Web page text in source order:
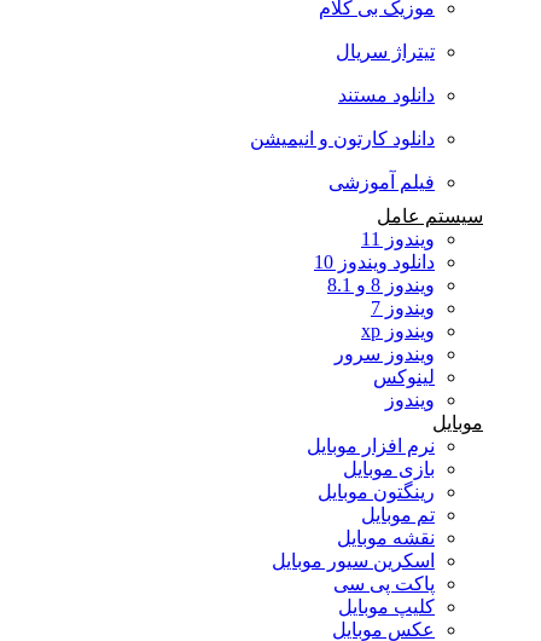
موزیک بی کلام
تیتراژ سریال
دانلود مستند
دانلود کارتون و انیمیشن
فیلم آموزشی
سیستم عامل
ویندوز 11
دانلود ویندوز 10
ویندوز 8 و 8.1
ویندوز 7
ویندوز xp
ویندوز سرور
لینوکس
ویندوز
موبایل
نرم افزار موبایل
بازی موبایل
رینگتون موبایل
تم موبایل
نقشه موبایل
اسکرین سیور موبایل
پاکت پی سی
کلیپ موبایل
عکس موبایل